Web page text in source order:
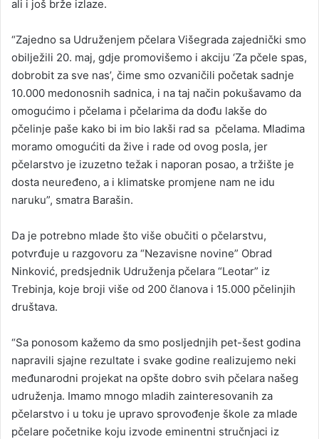
ali i još brže izlaze.
“Zajedno sa Udruženjem pčelara Višegrada zajednički smo
obilježili 20. maj, gdje promovišemo i akciju ‘Za pčele spas,
dobrobit za sve nas’, čime smo ozvaničili početak sadnje
10.000 medonosnih sadnica, i na taj način pokušavamo da
omogućimo i pčelama i pčelarima da dođu lakše do
pčelinje paše kako bi im bio lakši rad sa pčelama. Mladima
moramo omogućiti da žive i rade od ovog posla, jer
pčelarstvo je izuzetno težak i naporan posao, a tržište je
dosta neuređeno, a i klimatske promjene nam ne idu
naruku”, smatra Barašin.
Da je potrebno mlade što više obučiti o pčelarstvu,
potvrđuje u razgovoru za “Nezavisne novine” Obrad
Ninković, predsjednik Udruženja pčelara “Leotar” iz
Trebinja, koje broji više od 200 članova i 15.000 pčelinjih
društava.
“Sa ponosom kažemo da smo posljednjih pet-šest godina
napravili sjajne rezultate i svake godine realizujemo neki
međunarodni projekat na opšte dobro svih pčelara našeg
udruženja. Imamo mnogo mladih zainteresovanih za
pčelarstvo i u toku je upravo sprovođenje škole za mlade
pčelare početnike koju izvode eminentni stručnjaci iz